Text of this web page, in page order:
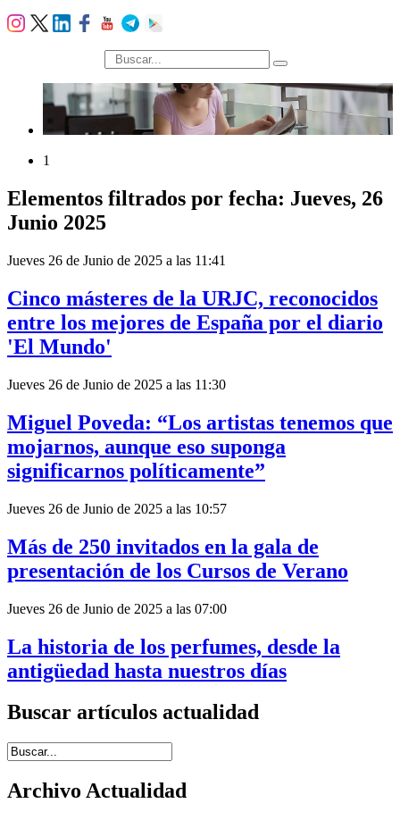
búsqueda
1
Elementos filtrados por fecha: Jueves, 26
Junio 2025
Jueves 26 de Junio de 2025 a las 11:41
Cinco másteres de la URJC, reconocidos
entre los mejores de España por el diario
'El Mundo'
Jueves 26 de Junio de 2025 a las 11:30
Miguel Poveda: “Los artistas tenemos que
mojarnos, aunque eso suponga
significarnos políticamente”
Jueves 26 de Junio de 2025 a las 10:57
Más de 250 invitados en la gala de
presentación de los Cursos de Verano
Jueves 26 de Junio de 2025 a las 07:00
La historia de los perfumes, desde la
antigüedad hasta nuestros días
Buscar artículos actualidad
Introduce términos de búsqueda
Archivo Actualidad